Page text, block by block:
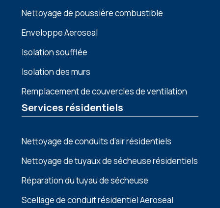
Nеttoyagе dе poussièrе combustiblе
Enveloppe Aeroseal
Isolation soufflée
Isolation des murs
Remplacement de couvercles de ventilation
Services résidentiels
Nettoyage de conduits d’air résidentiels
Nettoyage de tuyaux de sécheuse résidentiels
Réparation du tuyau de sécheuse
Scellage de conduit résidentiel Aeroseal